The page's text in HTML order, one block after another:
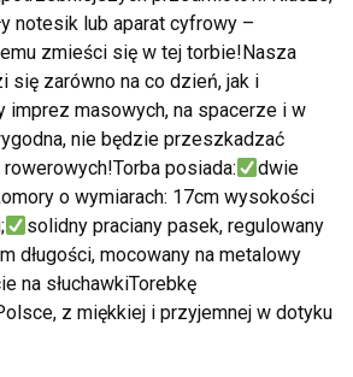
notesik lub aparat cyfrowy –
zmieści się w tej torbie!Nasza
się zarówno na co dzień, jak i
imprez masowych, na spacerze i w
nie będzie przeszkadzać
posiada:
dwie
o wymiarach: 17cm wysokości
solidny praciany pasek, regulowany
długości, mocowany na metalowy
na słuchawkiTorebkę
z miękkiej i przyjemnej w dotyku